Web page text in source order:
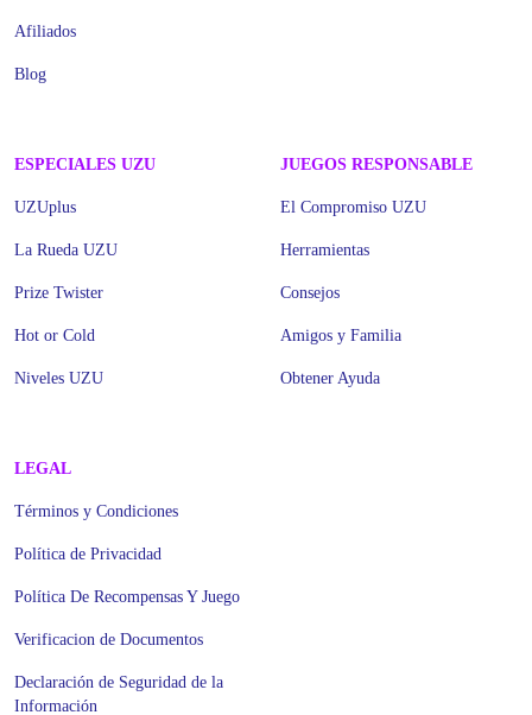
Afiliados
Blog
ESPECIALES UZU
UZUplus
La Rueda UZU
Prize Twister
Hot or Cold
Niveles UZU
JUEGOS RESPONSABLE
El Compromiso UZU
Herramientas
Consejos
Amigos y Familia
Obtener Ayuda
LEGAL
Términos y Condiciones
Política de Privacidad
Política De Recompensas Y Juego
Verificacion de Documentos
Declaración de Seguridad de la
Información